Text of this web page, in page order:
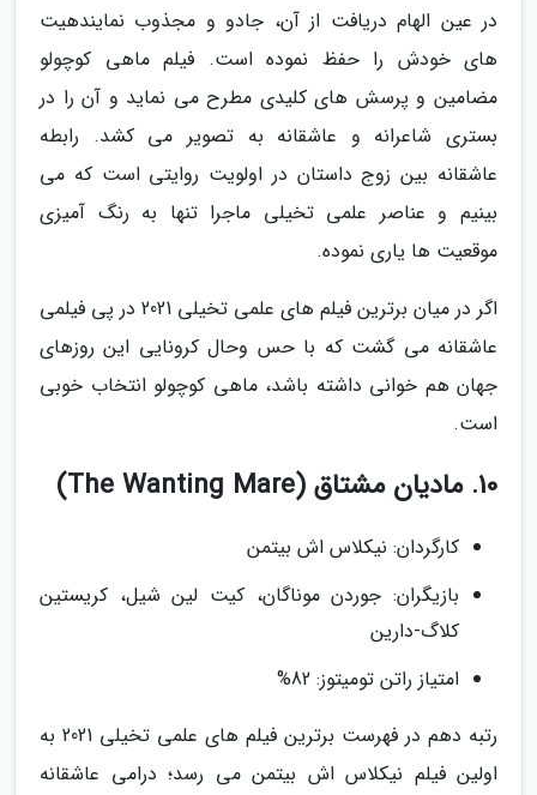
در عین الهام دریافت از آن، جادو و مجذوب نمایندهیت
های خودش را حفظ نموده است. فیلم ماهی کوچولو
مضامین و پرسش های کلیدی مطرح می نماید و آن را در
بستری شاعرانه و عاشقانه به تصویر می کشد. رابطه
عاشقانه بین زوج داستان در اولویت روایتی است که می
بینیم و عناصر علمی تخیلی ماجرا تنها به رنگ آمیزی
موقعیت ها یاری نموده.
اگر در میان برترین فیلم های علمی تخیلی 2021 در پی فیلمی
عاشقانه می گشت که با حس وحال کرونایی این روزهای
جهان هم خوانی داشته باشد، ماهی کوچولو انتخاب خوبی
است.
10. مادیان مشتاق (The Wanting Mare)
کارگردان: نیکلاس اش بیتمن
بازیگران: جوردن موناگان، کیت لین شیل، کریستین
کلاگ-دارین
امتیاز راتن تومیتوز: 82%
رتبه دهم در فهرست برترین فیلم های علمی تخیلی 2021 به
اولین فیلم نیکلاس اش بیتمن می رسد؛ درامی عاشقانه